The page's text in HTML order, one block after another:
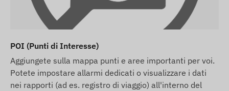
POI (Punti di Interesse)
Aggiungete sulla mappa punti e aree importanti per voi.
Potete impostare allarmi dedicati o visualizzare i dati
nei rapporti (ad es. registro di viaggio) all'interno del